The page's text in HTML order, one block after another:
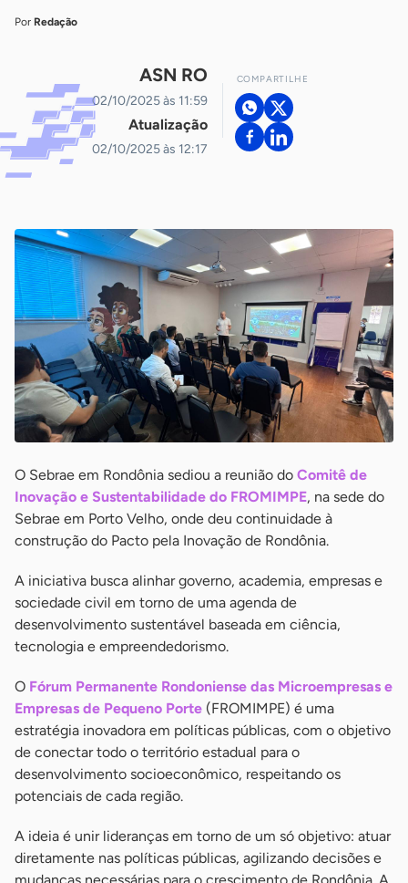
Por Redação
ASN RO
02/10/2025 às 11:59
Atualização
02/10/2025 às 12:17
COMPARTILHE
O Sebrae em Rondônia sediou a reunião do Comitê de
Inovação e Sustentabilidade do FROMIMPE, na sede do
Sebrae em Porto Velho, onde deu continuidade à
construção do Pacto pela Inovação de Rondônia.
A iniciativa busca alinhar governo, academia, empresas e
sociedade civil em torno de uma agenda de
desenvolvimento sustentável baseada em ciência,
tecnologia e empreendedorismo.
O Fórum Permanente Rondoniense das Microempresas e
Empresas de Pequeno Porte (FROMIMPE) é uma
estratégia inovadora em políticas públicas, com o objetivo
de conectar todo o território estadual para o
desenvolvimento socioeconômico, respeitando os
potenciais de cada região.
A ideia é unir lideranças em torno de um só objetivo: atuar
diretamente nas políticas públicas, agilizando decisões e